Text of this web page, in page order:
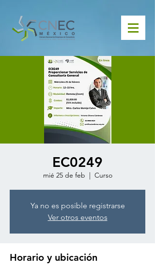
EC0249
mié 25 de feb
  |
Curso
Ya no es posible registrarse
Ver otros eventos
Horario y ubicación